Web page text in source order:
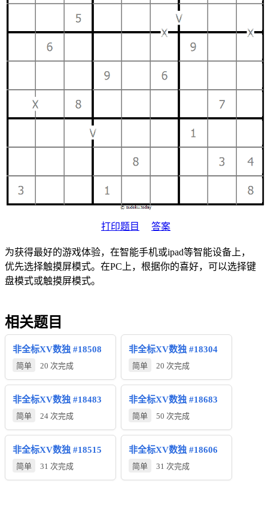
打印题目 答案
为获得最好的游戏体验，在智能手机或ipad等智能设备上，
优先选择触摸屏模式。在PC上，根据你的喜好，可以选择键
盘模式或触摸屏模式。
相关题目
非全标XV数独 #18508
简单 20 次完成
非全标XV数独 #18304
简单 20 次完成
非全标XV数独 #18483
简单 24 次完成
非全标XV数独 #18683
简单 50 次完成
非全标XV数独 #18515
简单 31 次完成
非全标XV数独 #18606
简单 31 次完成